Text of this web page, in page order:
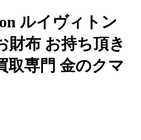
ルイヴィトン
財布 お持ち頂き
取専門 金のクマ